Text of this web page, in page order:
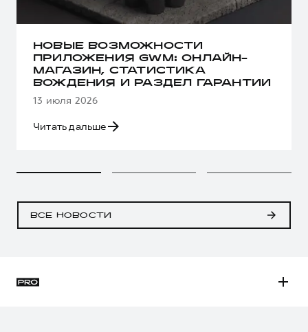
НОВЫЕ ВОЗМОЖНОСТИ
ПРИЛОЖЕНИЯ GWM: ОНЛАЙН-
МАГАЗИН, СТАТИСТИКА
ВОЖДЕНИЯ И РАЗДЕЛ ГАРАНТИИ
13 июля 2026
Читать дальше
ВСЕ НОВОСТИ